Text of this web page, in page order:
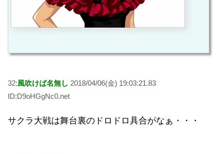
32:風吹けば名無し 2018/04/06(金) 19:03:21.83
ID:D9oHGgNc0.net
サクラ大戦は舞台裏のドロドロ具合がなぁ・・・